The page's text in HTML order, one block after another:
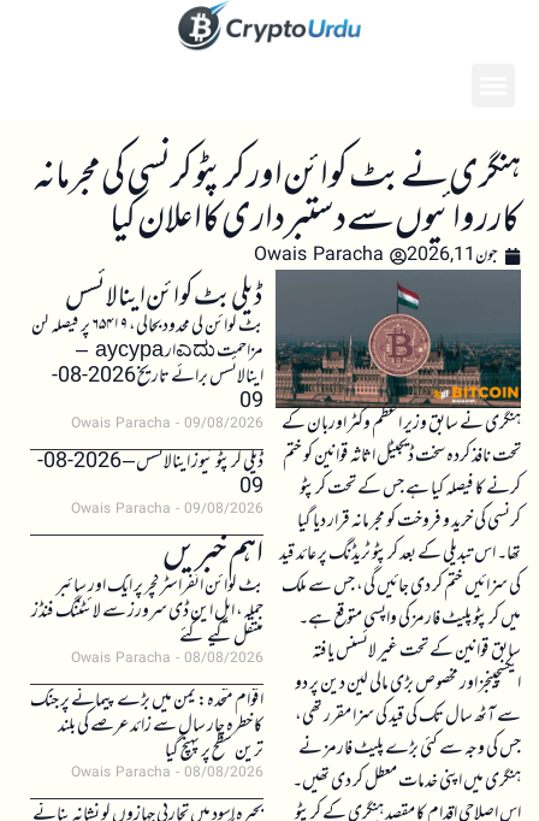
ہنگری نے بٹ کوائن اور کرپٹو کرنسی کی مجرمانہ
کارروائیوں سے دستبرداری کا اعلان کیا
جون 11, 2026 Owais Paracha
ہنگری نے سابق وزیر اعظم وکٹر اوربان کے
تحت نافذ کردہ سخت ڈیجیٹل اثاثہ قوانین کو ختم
کرنے کا فیصلہ کیا ہے جس کے تحت کرپٹو
کرنسی کی خرید و فروخت کو مجرمانہ قرار دیا گیا
تھا۔ اس تبدیلی کے بعد کرپٹو ٹریڈنگ پر عائد قید
کی سزائیں ختم کر دی جائیں گی، جس سے ملک
میں کرپٹو پلیٹ فارمز کی واپسی متوقع ہے۔
سابق قوانین کے تحت غیر لائسنس یافتہ
ایکسچینجز اور مخصوص بڑی مالی لین دین پر دو
سے آٹھ سال تک کی قید کی سزا مقرر تھی،
جس کی وجہ سے کئی بڑے پلیٹ فارمز نے
ہنگری میں اپنی خدمات معطل کر دی تھیں۔
ڈیلی بٹ کوائن اینالائسس
بٹ کوائن کی محدود بحالی، ۶۵۴۱۹ پر فیصلہ کن
مزاحمت ಎದುار аусура –
اینالائسس برائے تاریخ 2026-08-
09
Owais Paracha 09/08/2026
ڈیلی کرپٹو نیوز اینالائسس – 2026-08-
09
Owais Paracha 09/08/2026
اہم خبریں
بٹ کوائن انفراسٹرکچر پر ایک اور سائبر
حملہ، ایل این ڈی سرورز سے لائٹننگ فنڈز
منتقل کیے گئے
Owais Paracha 08/08/2026
اقوام متحدہ: یمن میں بڑے پیمانے پر جنگ
کا خطرہ چار سال سے زائد عرصے کی بلند
ترین سطح پر پہنچ گیا
Owais Paracha 08/08/2026